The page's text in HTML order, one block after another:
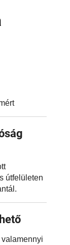
útfelületen